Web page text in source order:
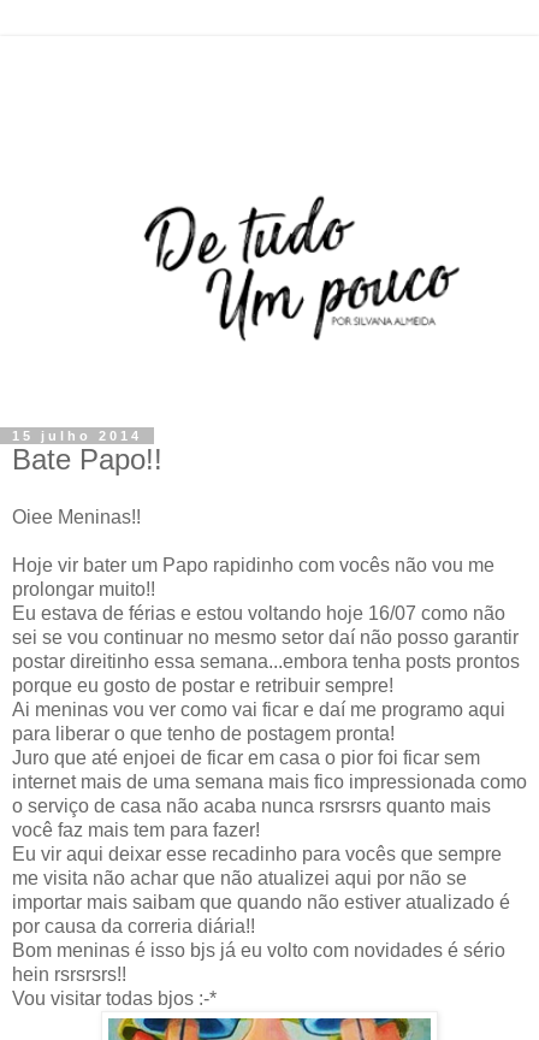
15 julho 2014
Bate Papo!!
Oiee Meninas!!
Hoje vir bater um Papo rapidinho com vocês não vou me
prolongar muito!!
Eu estava de férias e estou voltando hoje 16/07 como não
sei se vou continuar no mesmo setor daí não posso garantir
postar direitinho essa semana...embora tenha posts prontos
porque eu gosto de postar e retribuir sempre!
Ai meninas vou ver como vai ficar e daí me programo aqui
para liberar o que tenho de postagem pronta!
Juro que até enjoei de ficar em casa o pior foi ficar sem
internet mais de uma semana mais fico impressionada como
o serviço de casa não acaba nunca rsrsrsrs quanto mais
você faz mais tem para fazer!
Eu vir aqui deixar esse recadinho para vocês que sempre
me visita não achar que não atualizei aqui por não se
importar mais saibam que quando não estiver atualizado é
por causa da correria diária!!
Bom meninas é isso bjs já eu volto com novidades é sério
hein rsrsrsrs!!
Vou visitar todas bjos :-*